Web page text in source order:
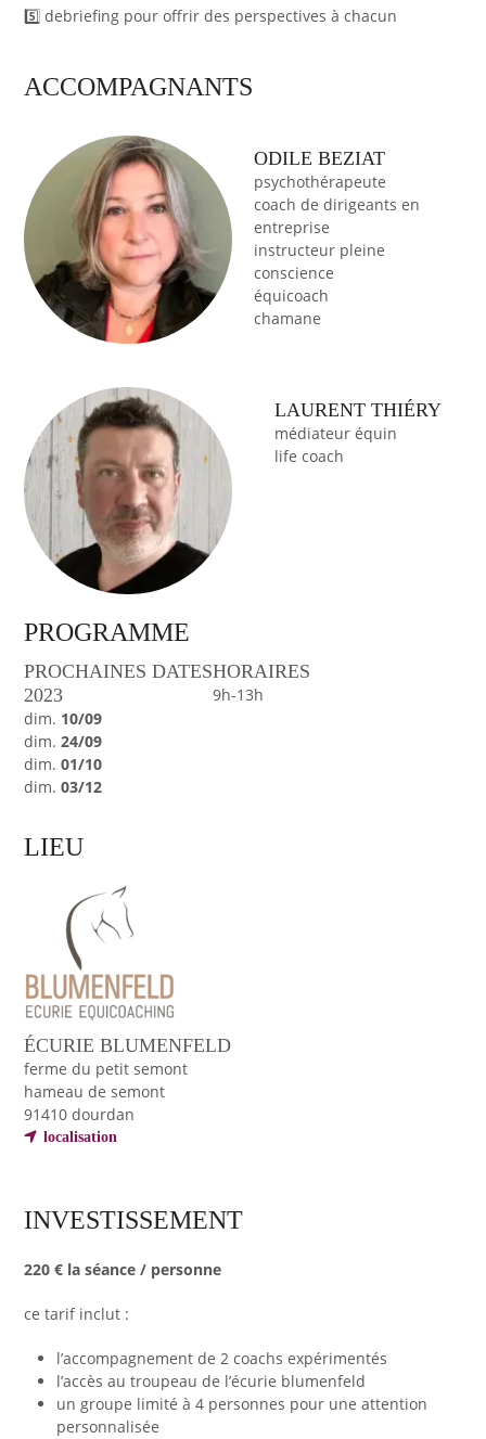
5️⃣ debriefing pour offrir des perspectives à chacun
ACCOMPAGNANTS
ODILE BEZIAT
psychothérapeute
coach de dirigeants en
entreprise
instructeur pleine
conscience
équicoach
chamane
LAURENT THIÉRY
médiateur équin
life coach
PROGRAMME
PROCHAINES DATES
2023
dim. 10/09
dim.24/09
dim.01/10
dim.03/12
HORAIRES
9h-13h
LIEU
ÉCURIE BLUMENFELD
ferme du petit semont
hameau de semont
91410 dourdan
localisation
INVESTISSEMENT
220 € la séance / personne
ce tarif inclut :
l’accompagnement de 2 coachs expérimentés
l’accès au troupeau de l’écurie blumenfeld
un groupe limité à 4 personnes pour une attention
personnalisée